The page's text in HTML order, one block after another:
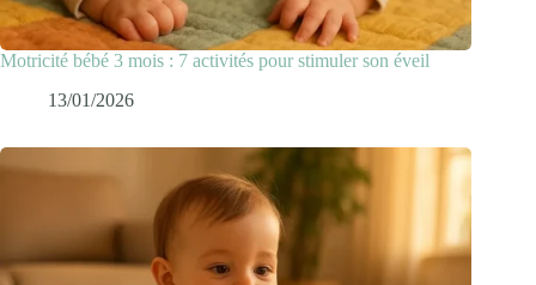
Motricité bébé 3 mois : 7 activités pour stimuler son éveil
13/01/2026